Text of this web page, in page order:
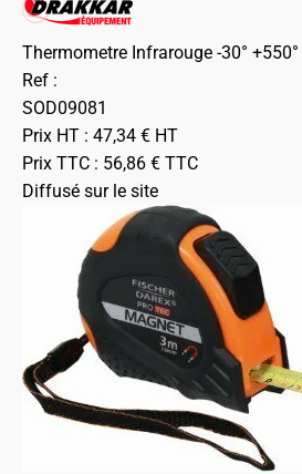
Thermometre Infrarouge -30° +550°
Ref :
SOD09081
Prix HT : 47,34 € HT
Prix TTC : 56,86 € TTC
Diffusé sur le site